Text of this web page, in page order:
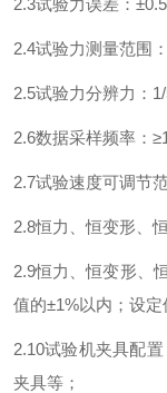
2.3试验力误差：±
2.4试验力测量范围：
2.5试验力分辨力：
2.6数据采样频率：
2.7试验速度可调节
2.8恒力、恒变形、
2.9恒力、恒变形、
值的±1%以内；设定
2.10试验机夹具配
夹具等；